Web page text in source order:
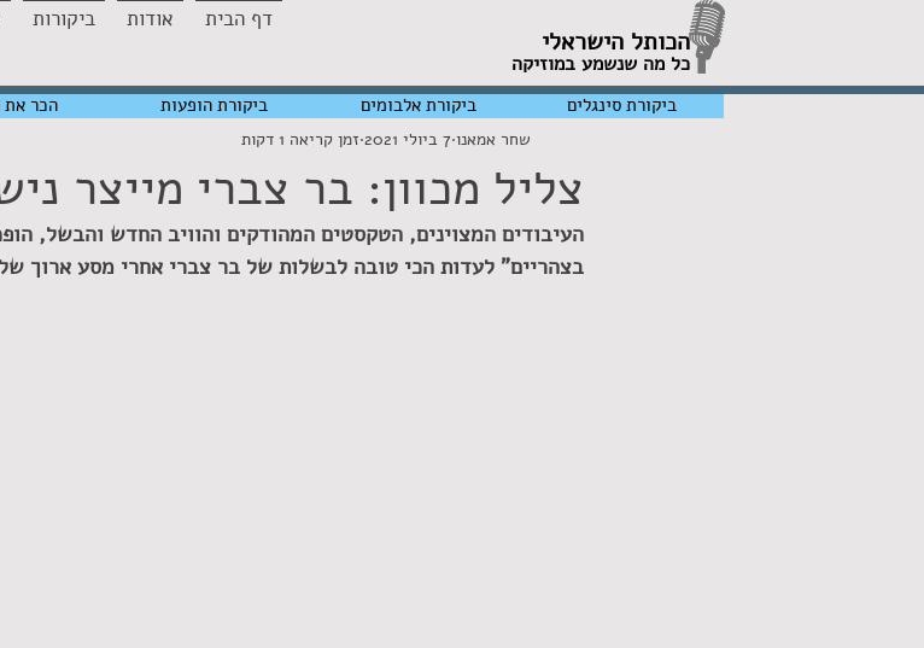
הכותל הישראלי
כל מה שנשמע במוזיקה
דף הבית אודות ביקורות
צליל מכוון: בר צברי מייצר
שחר אמאנו 7 ביולי 2021 זמן קריאה 1 דקות
העיבודים המצוינים, הטקסטים המהודקים והוויב החדש והבשל,
בצהריים" לעדות הכי טובה לבשלות של בר צברי אחרי מסע ארוך של
הכר את ביקורת הופעות ביקורת אלבומים ביקורת סינגלים